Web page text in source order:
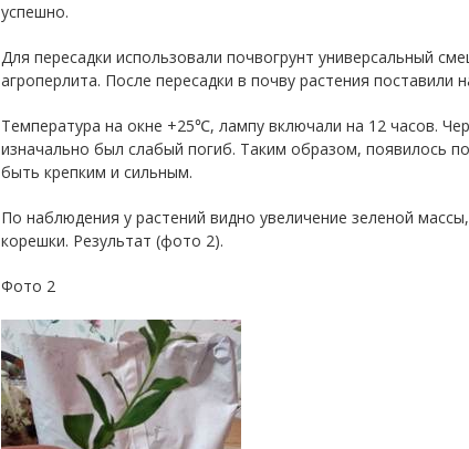
успешно.
Для пересадки использовали почвогрунт универсальный
агроперлита. После пересадки в почву растения
Температура на окне +25℃, лампу включали на 12 часов.
изначально был слабый погиб. Таким образом, появилось
быть крепким и сильным.
По наблюдения у растений видно увеличение зеленой
корешки. Результат (фото 2).
Фото 2